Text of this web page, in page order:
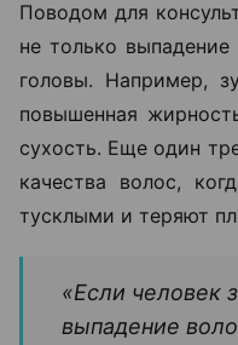
Поводом для
не только
головы. Например,
повышенная
сухость. Еще один
качества волос,
тусклыми и теряют
«Если человек
выпадение